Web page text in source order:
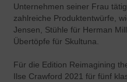
Unternehmen seiner Frau
zahlreiche Produktentwürfe,
Jensen, Stühle für Herman
Übertöpfe für Skultuna.
Für die Edition Reimagining
Ilse Crawford 2021 für fünf